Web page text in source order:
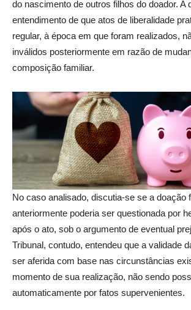
do nascimento de outros filhos do doador. A
entendimento de que atos de liberalidade
regular, à época em que foram realizados,
inválidos posteriormente em razão de
composição familiar.
No caso analisado, discutia-se se a doação
anteriormente poderia ser questionada por
após o ato, sob o argumento de eventual
Tribunal, contudo, entendeu que a validade
ser aferida com base nas circunstâncias
momento de sua realização, não sendo
automaticamente por fatos supervenientes.